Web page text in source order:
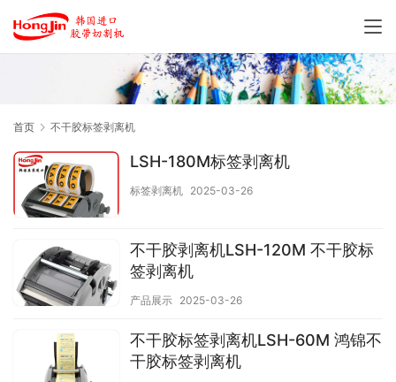
首页 不干胶标签剥离机
LSH-180M标签剥离机
标签剥离机 2025-03-26
不干胶剥离机LSH-120M 不干胶标
签剥离机
产品展示 2025-03-26
不干胶标签剥离机LSH-60M 鸿锦不
干胶标签剥离机